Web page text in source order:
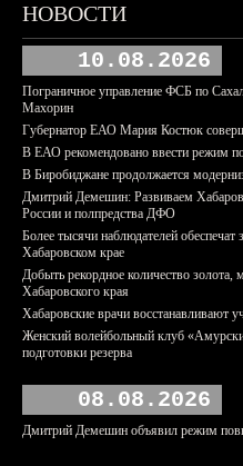
НОВОСТИ
10.08.2026
Пограничное управление ФСБ по
Махорин
Губернатор ЕАО Мария Костюк
В ЕАО рекомендовано ввести режим
В Биробиджане продолжается
Дмитрий Демешин: Развиваем
России и полпредства ДФО
Более тысячи наблюдателей обеспечат
Хабаровском крае
Добыть рекордное количество
Хабаровского края
Хабаровские врачи восстанавливают
Женский волейбольный клуб
подготовки резерва
08.08.2026
Дмитрий Демешин объявил режим